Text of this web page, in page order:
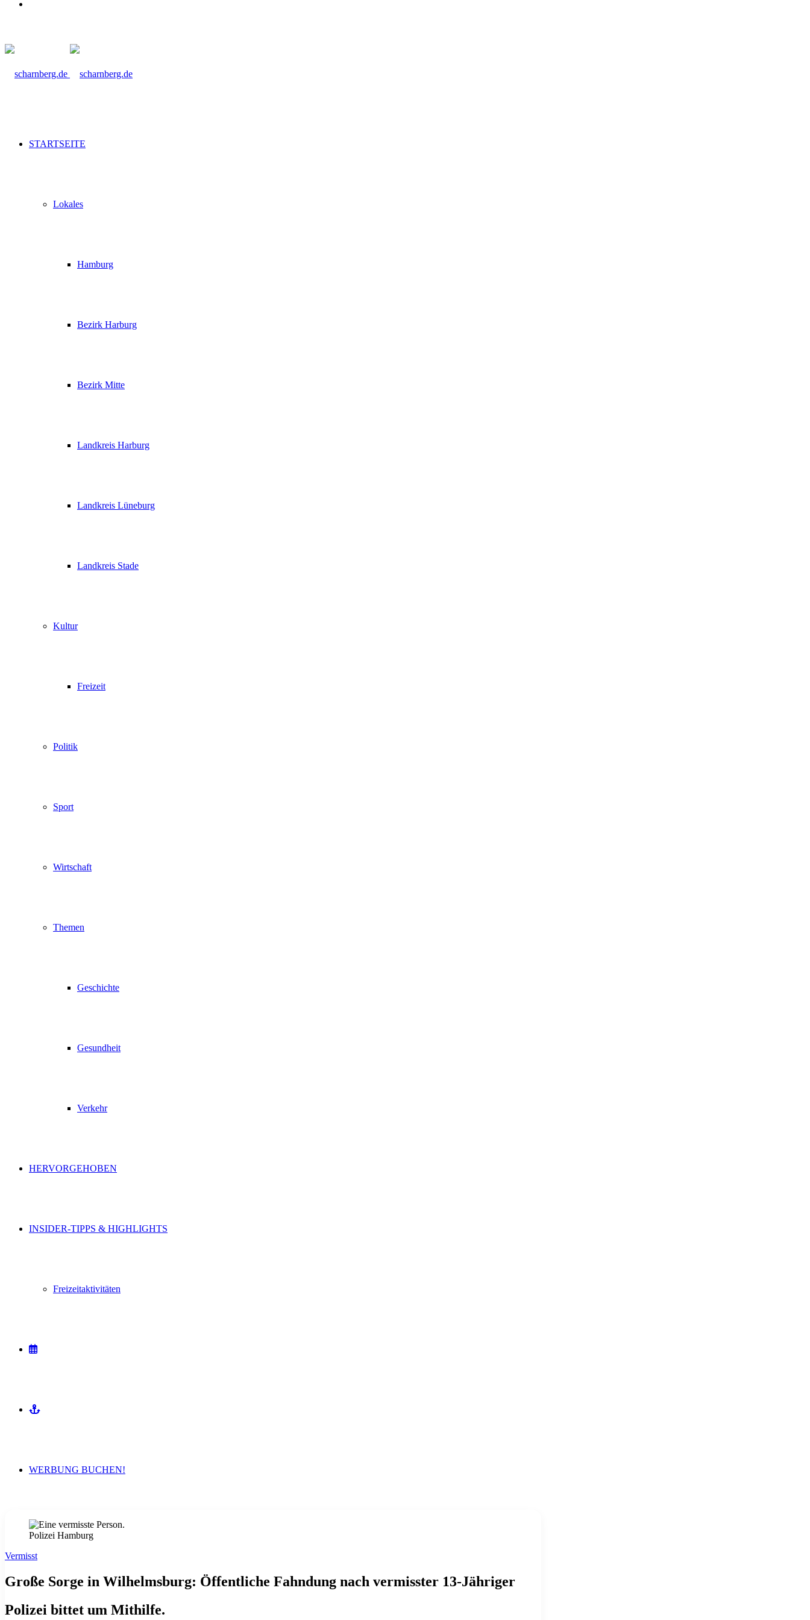
STARTSEITE
Lokales
Hamburg
Bezirk Harburg
Bezirk Mitte
Landkreis Harburg
Landkreis Lüneburg
Landkreis Stade
Kultur
Freizeit
Politik
Sport
Wirtschaft
Themen
Geschichte
Gesundheit
Verkehr
HERVORGEHOBEN
INSIDER-TIPPS & HIGHLIGHTS
Freizeitaktivitäten
VERANSTALTUNGEN
MITMACHEN
WERBUNG BUCHEN!
Polizei Hamburg
Vermisst
Große Sorge in Wilhelmsburg: Öffentliche Fahndung nach vermisster 13-Jähriger
Polizei bittet um Mithilfe.